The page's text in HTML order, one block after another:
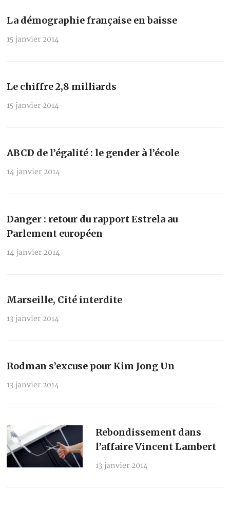
La démographie française en baisse
15 janvier 2014
Le chiffre 2,8 milliards
15 janvier 2014
ABCD de l’égalité : le gender à l’école
14 janvier 2014
Danger : retour du rapport Estrela au
Parlement européen
14 janvier 2014
Marseille, Cité interdite
13 janvier 2014
Rodman s’excuse pour Kim Jong Un
13 janvier 2014
Rebondissement dans
l’affaire Vincent Lambert
13 janvier 2014